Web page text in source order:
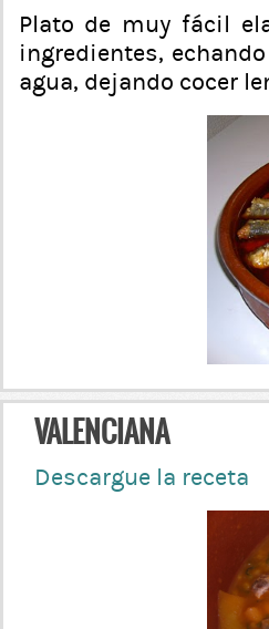
Plato de muy fácil
ingredientes,
agua, dejando cocer
VALENCIANA
Descargue la receta